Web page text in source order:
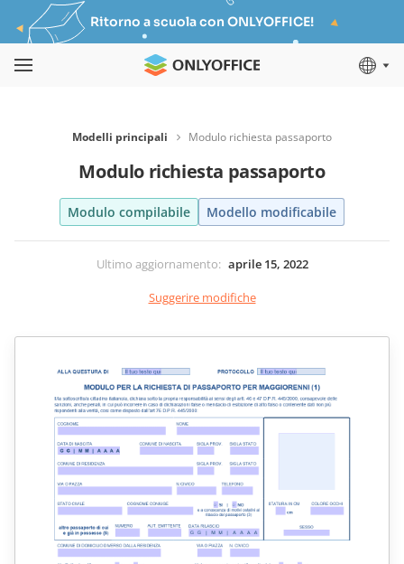
Ritorno a scuola con ONLYOFFICE!
Modelli principali Modulo richiesta passaporto
Modulo richiesta passaporto
Modulo compilabile Modello modificabile
Ultimo aggiornamento: aprile 15, 2022
Suggerire modifiche